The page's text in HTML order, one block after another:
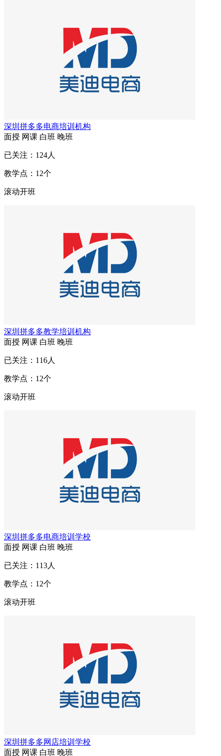
深圳拼多多电商培训机构
面授 网课 白班 晚班
已关注： 124人
教学点： 12个
滚动开班
深圳拼多多教学培训机构
面授 网课 白班 晚班
已关注： 116人
教学点： 12个
滚动开班
深圳拼多多电商培训学校
面授 网课 白班 晚班
已关注： 113人
教学点： 12个
滚动开班
深圳拼多多网店培训学校
面授 网课 白班 晚班